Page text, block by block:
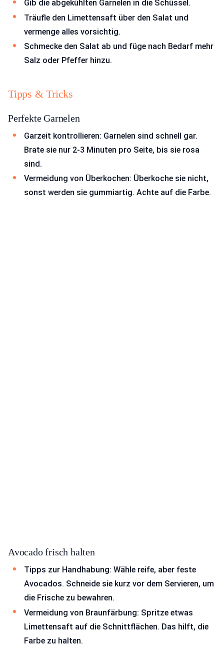
Gib die abgekühlten Garnelen in die Schüssel.
Träufle den Limettensaft über den Salat und
vermenge alles vorsichtig.
Schmecke den Salat ab und füge nach Bedarf mehr
Salz oder Pfeffer hinzu.
Tipps & Tricks
Perfekte Garnelen
Garzeit kontrollieren: Garnelen sind schnell gar.
Brate sie nur 2-3 Minuten pro Seite, bis sie rosa
sind.
Vermeidung von Überkochen: Überkoche sie nicht,
sonst werden sie gummiartig. Achte auf die Farbe.
Avocado frisch halten
Tipps zur Handhabung: Wähle reife, aber feste
Avocados. Schneide sie kurz vor dem Servieren, um
die Frische zu bewahren.
Vermeidung von Braunfärbung: Spritze etwas
Limettensaft auf die Schnittflächen. Das hilft, die
Farbe zu halten.